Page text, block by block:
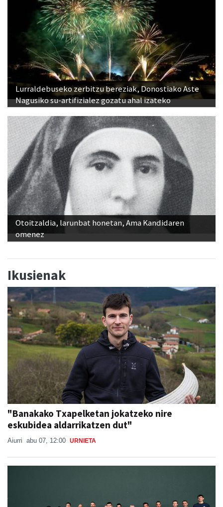
Lurraldebuseko zerbitzu bereziak, Donostiako Aste
Nagusiko su-artifizialez gozatu ahal izateko
Otoitzaldia, larunbat honetan, Ama Kandidaren
omenez
Ikusienak
"Banakako Txapelketan jokatzeko nire
eskubidea aldarrikatzen dut"
Aiurri abu 07, 12:00 URNIETA